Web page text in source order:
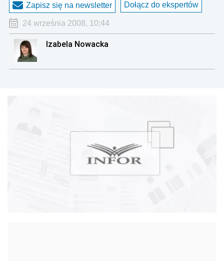
Zapisz się na newsletter Dołącz do ekspertów
24 września 2008, 10:44
Izabela Nowacka